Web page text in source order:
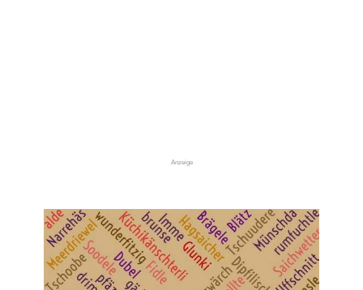
Anzeige